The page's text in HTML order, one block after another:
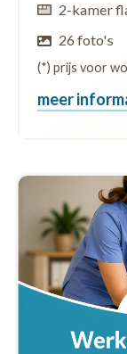
2-kamer
26 foto's
(*) prijs voor
meer